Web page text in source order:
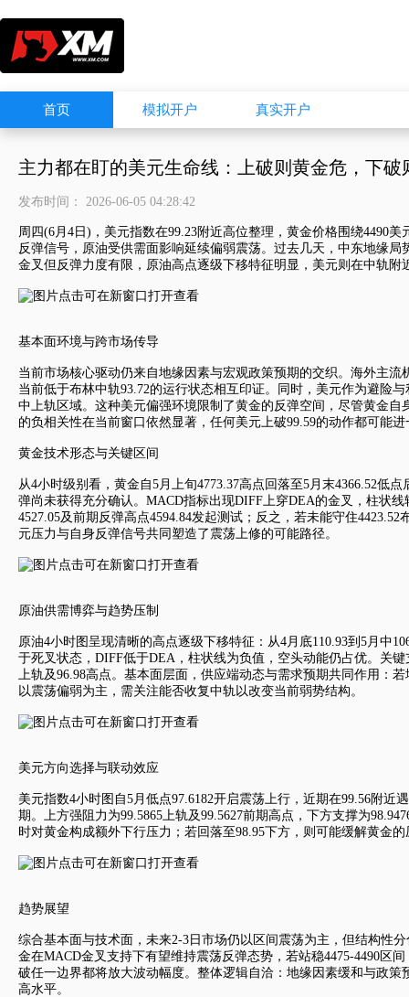
首页 模拟开户 真实开户
主力都在盯的美元生命线：上破则黄金危，下破
发布时间： 2026-06-05 04:28:42
周四(6月4日)， 美元指数在99.23附近高位整理，黄金价格围绕4490
反弹信号，原油受供需面影响延续偏弱震荡。过去几天，中东地缘
金叉但反弹力度有限，原油高点逐级下移特征明显，美元则在中轨
基本面环境与跨市场传导
当前市场核心驱动仍来自地缘因素与宏观政策预期的交织。海外主
当前低于布林中轨93.72的运行状态相互印证。同时，美元作为避险
中上轨区域。这种美元偏强环境限制了黄金的反弹空间，尽管黄金
的负相关性在当前窗口依然显著，任何美元上破99.59的动作都可能
黄金技术形态与关键区间
从4小时级别看，黄金自5月上旬4773.37高点回落至5月末4366.52低
弹尚未获得充分确认。MACD指标出现DIFF上穿DEA的金叉，柱状
4527.05及前期反弹高点4594.84发起测试；反之，若未能守住
元压力与自身反弹信号共同塑造了震荡上修的可能路径。
原油供需博弈与趋势压制
原油4小时图呈现清晰的高点逐级下移特征：从4月底110.93到5月中
于死叉状态，DIFF低于DEA，柱状线为负值，空头动能仍占优。关
上轨及96.98高点。基本面层面，供应端动态与需求预期共同作用：
以震荡偏弱为主，需关注能否收复中轨以改变当前弱势结构。
美元方向选择与联动效应
美元指数4小时图自5月低点97.6182开启震荡上行，近期在99.56附近
期。上方强阻力为99.5865上轨及99.5627前期高点，下方支撑为
时对黄金构成额外下行压力；若回落至98.95下方，则可能缓解黄金
趋势展望
综合基本面与技术面，未来2-3日市场仍以区间震荡为主，但结构性
金在MACD金叉支持下有望维持震荡反弹态势，若站稳4475-4490区
破任一边界都将放大波动幅度。整体逻辑自洽：地缘因素缓和与政
高水平。